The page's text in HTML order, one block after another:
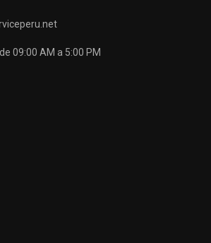
09:00 AM a 5:00 PM